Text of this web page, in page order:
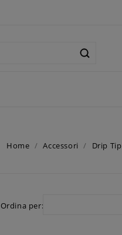
Home Accessori Drip Tip
Ordina per: